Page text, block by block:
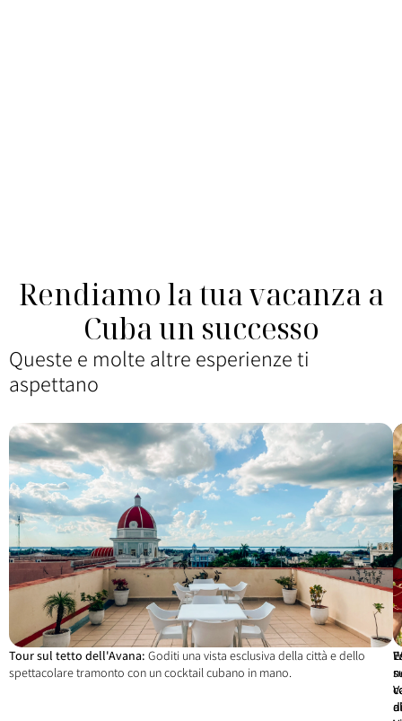
Rendiamo la tua vacanza a
Cuba un successo
Queste e molte altre esperienze ti
aspettano
Tour sul tetto dell'Avana: Goditi una vista esclusiva della città e dello
spettacolare tramonto con un cocktail cubano in mano.
di